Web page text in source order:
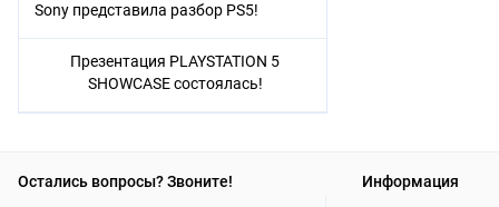
Sony представила разбор PS5!
Презентация PLAYSTATION 5
SHOWCASE состоялась!
Остались вопросы? Звоните! Информация